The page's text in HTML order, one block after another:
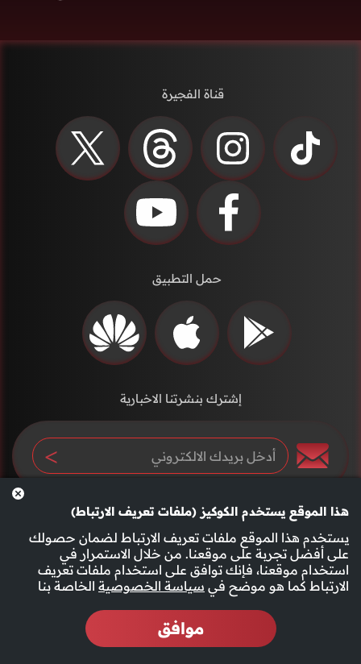
هذا الموقع يستخدم الكوكيز (ملفات تعريف الارتباط)
يستخدم هذا الموقع ملفات تعريف الارتباط لضمان حصولك
على أفضل تجربة على موقعنا. من خلال الاستمرار في
استخدام موقعنا، فإنك توافق على استخدام ملفات تعريف
الارتباط كما هو موضح في سياسة الخصوصية الخاصة بنا
موافق
قناة الفجيرة
حمل التطبيق
إشترك بنشرتنا الاخبارية
سياسة الخصوصية الأحكام والشروط